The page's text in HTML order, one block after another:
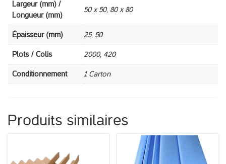
Largeur (mm) /
Longueur (mm)
50 x 50, 80 x 80
Épaisseur (mm) 25, 50
Plots / Colis 2000, 420
Conditionnement 1 Carton
Produits similaires